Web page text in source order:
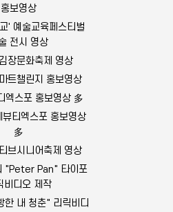
홍보영상
' 예술교육페스티벌
전시 영상
장문화축제 영상
트챌린지 홍보영상
엑스포 홍보영상 多
티엑스포 홍보영상
多
브시니어축제 영상
Pan" 타이포
비디오 제작
한 내 청춘" 리릭비디